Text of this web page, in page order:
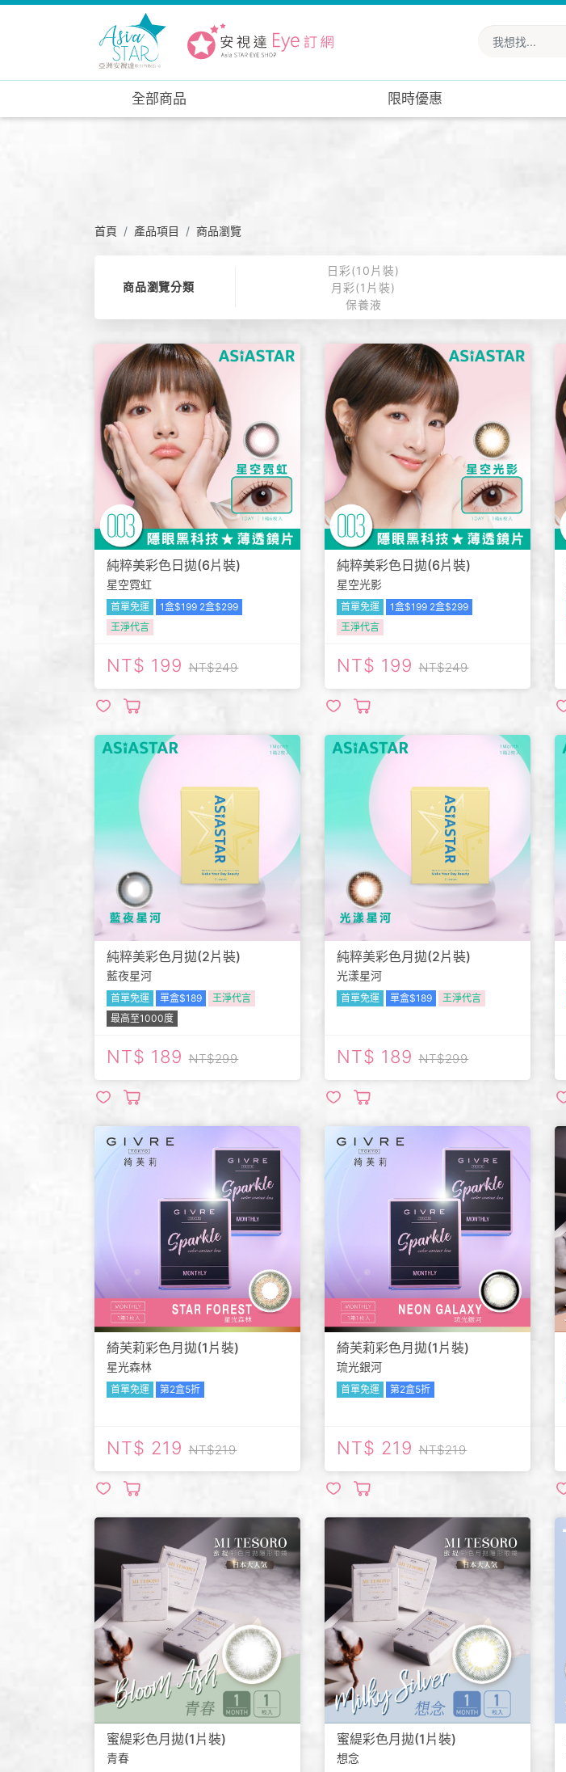
全部商品 限時優惠
首頁 產品項目 商品瀏覽
商品瀏覽分類
日彩(10片裝)
月彩(1片裝)
保養液
純粹美彩色日拋(6片裝)
星空霓虹
首單免運
1盒$199 2盒$299
王淨代言
199 249
純粹美彩色日拋(6片裝)
星空光影
首單免運
1盒$199 2盒$299
王淨代言
199 249
純粹美彩色月拋(2片裝)
藍夜星河
首單免運 單盒$189
王淨代言
最高至1000度
189 299
純粹美彩色月拋(2片裝)
光漾星河
首單免運 單盒$189 王淨代言
189 299
綺芙莉彩色月拋(1片裝)
星光森林
首單免運 第2盒5折
219 219
綺芙莉彩色月拋(1片裝)
琉光銀河
首單免運 第2盒5折
219 219
蜜緹彩色月拋(1片裝)
青春
蜜緹彩色月拋(1片裝)
想念